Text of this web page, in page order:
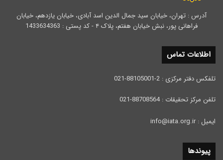
آدرس : تهران، خیابان سید جمال الدین اسد آبادی، خیابان یازدهم، خیابان
فراهانی پور، نبش خیابان هفتم، پلاک ۴ - کد پستی : 1433634363
اطلاعات تماس
تلفکس دفتر مرکزی : 2-88105001-021
تلفن مرکز تحقیقات : 88708564-021
ایمیل : info@iata.org.ir
پیوندها